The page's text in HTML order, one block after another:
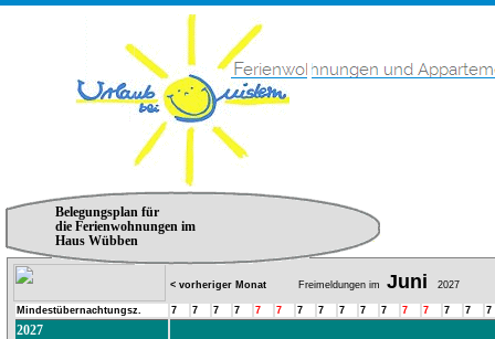
Belegungsplan für
die Ferienwohnungen im
Haus Wübben
< vorheriger Monat Freimeldungen im Juni 2027
Mindestübernachtungsz. 7 7 7 7 7 7 7 7 7 7 7 7 7 7 7 7
2027